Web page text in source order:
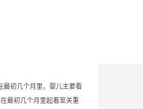
最初几个月里，婴儿主要看
最初几个月里起着至关重